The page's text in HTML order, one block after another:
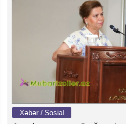
Xəbər / Sosial